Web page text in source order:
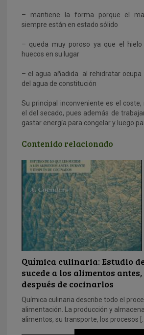
– mantiene la forma porque el
siempre están en estado sólido
– queda muy poroso ya que el hielo
huecos en su lugar
– el agua añadida al rehidratar ocupa
del agua de constitución
Su principal inconveniente es el
el del secado, pues además de
gastar energía para congelar y luego
Contenido relacionado
Química culinaria: Estudio
sucede a los alimentos
después de cocinarlos
Química culinaria describe todo el
alimentación. La producción y
alimentos, su transporte, los procesos